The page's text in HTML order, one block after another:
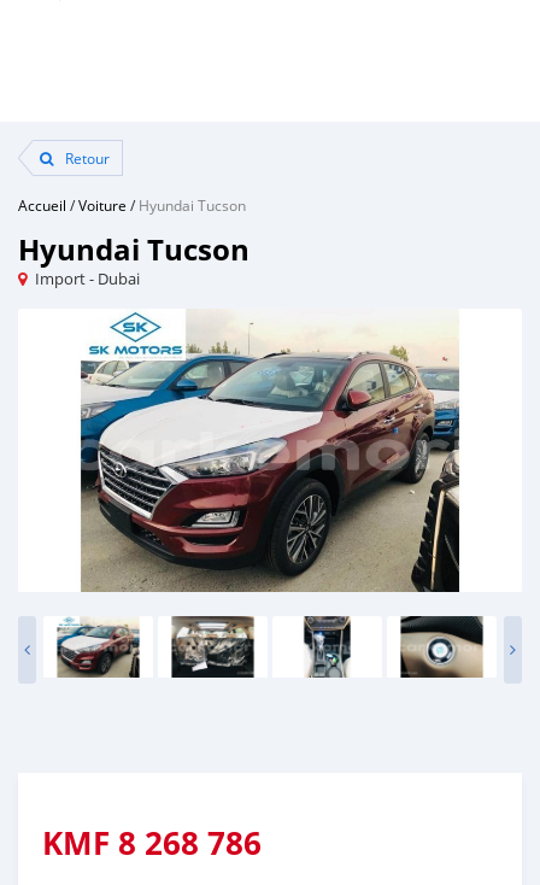
Retour
Accueil /Voiture /Hyundai Tucson
Hyundai Tucson
Import - Dubai
KMF 8 268 786